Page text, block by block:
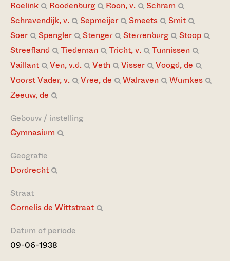
Roelink
Roodenburg Roon, v.
Schram
Schravendijk, v.
Sepmeijer Smeets
Smit
Soer
Spengler Stenger Sterrenburg
Stoop
Streefland
Tiedeman Tricht, v.
Tunnissen
Vaillant
Ven, v.d. Veth Visser
Voogd, de
Voorst Vader, v.
Vree, de Walraven
Wumkes
Zeeuw, de
Gebouw / instelling
Gymnasium
Geografie
Dordrecht
Straat
Cornelis de Wittstraat
Datum of periode
09-06-1938